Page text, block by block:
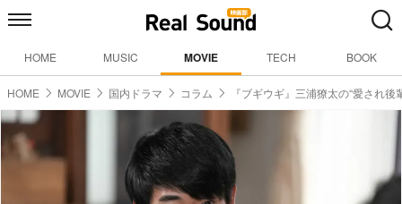
HOME MUSIC MOVIE TECH BOOK
HOME MOVIE 国内ドラマ コラム 『ブギウギ』三浦獠太の“愛され後